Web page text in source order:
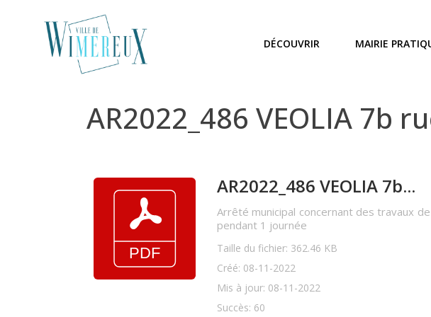
DÉCOUVRIR MAIRIE
AR2022_486 VEOLIA 7b
AR2022_486 VEOLIA 7b...
Arrêté municipal concernant des travaux
pendant 1 journée
Taille du fichier: 362.46 KB
Créé: 08-11-2022
Mis à jour: 08-11-2022
Succès: 60